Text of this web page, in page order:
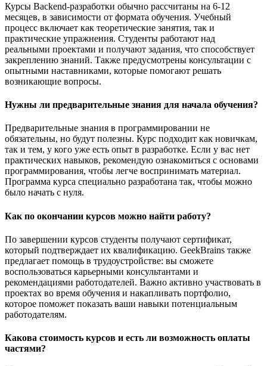
Курсы Backend-разработки обычно рассчитаны на 6-12
месяцев, в зависимости от формата обучения. Учебный
процесс включает как теоретические занятия, так и
практические упражнения. Студенты работают над
реальными проектами и получают задания, что способствует
закреплению знаний. Также предусмотрены консультации с
опытными наставниками, которые помогают решать
возникающие вопросы.
Нужны ли предварительные знания для начала обучения?
Предварительные знания в программировании не
обязательны, но будут полезны. Курс подходит как новичкам,
так и тем, у кого уже есть опыт в разработке. Если у вас нет
практических навыков, рекомендую ознакомиться с основами
программирования, чтобы легче воспринимать материал.
Программа курса специально разработана так, чтобы можно
было начать с нуля.
Как по окончании курсов можно найти работу?
По завершении курсов студенты получают сертификат,
который подтверждает их квалификацию. GeekBrains также
предлагает помощь в трудоустройстве: вы сможете
воспользоваться карьерными консультантами и
рекомендациями работодателей. Важно активно участвовать в
проектах во время обучения и накапливать портфолио,
которое поможет показать ваши навыки потенциальным
работодателям.
Какова стоимость курсов и есть ли возможность оплаты
частями?